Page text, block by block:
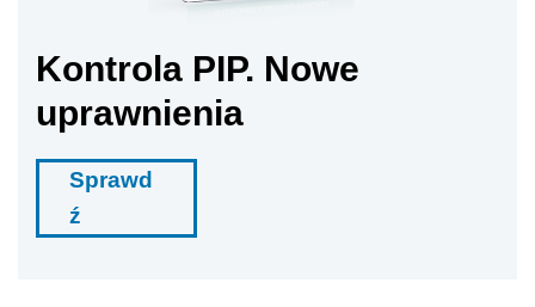
Kontrola PIP. Nowe
uprawnienia
Sprawd
ź